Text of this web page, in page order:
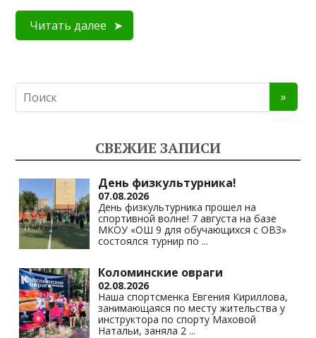
Читать далее
СВЕЖИЕ ЗАПИСИ
День физкультурника!
07.08.2026
День физкультурника прошел на
спортивной волне! 7 августа на базе
МКОУ «ОШ 9 для обучающихся с ОВЗ»
состоялся турнир по ...
Коломинские овраги
02.08.2026
Наша спортсменка Евгения Кириллова,
занимающаяся по месту жительства у
инструктора по спорту Маховой
Натальи, заняла 2 ...